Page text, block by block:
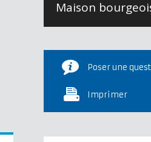
Maison
Poser une
Imprimer